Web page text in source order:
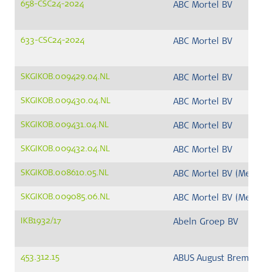
658-CSC24-2024 ABC Mortel BV
633-CSC24-2024 ABC Mortel BV
SKGIKOB.009429.04.NL ABC Mortel BV
SKGIKOB.009430.04.NL ABC Mortel BV
SKGIKOB.009431.04.NL ABC Mortel BV
SKGIKOB.009432.04.NL ABC Mortel BV
SKGIKOB.008610.05.NL ABC Mortel BV
SKGIKOB.009085.06.NL ABC Mortel BV
IKB1932/17 Abeln Groep BV
453.312.15 ABUS August